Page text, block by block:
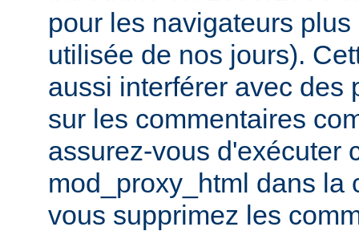
pour les navigateurs
utilisée de nos jours).
aussi interférer avec des
sur les commentaires
assurez-vous d'exécuter
mod_proxy_html dans la
vous supprimez les